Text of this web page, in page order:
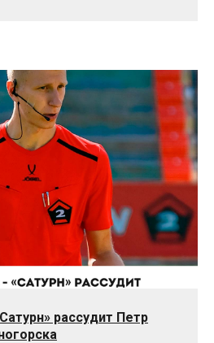
рассудит Петр